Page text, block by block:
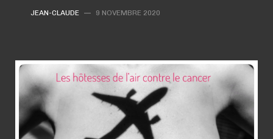
JEAN-CLAUDE — 9 NOVEMBRE 2020